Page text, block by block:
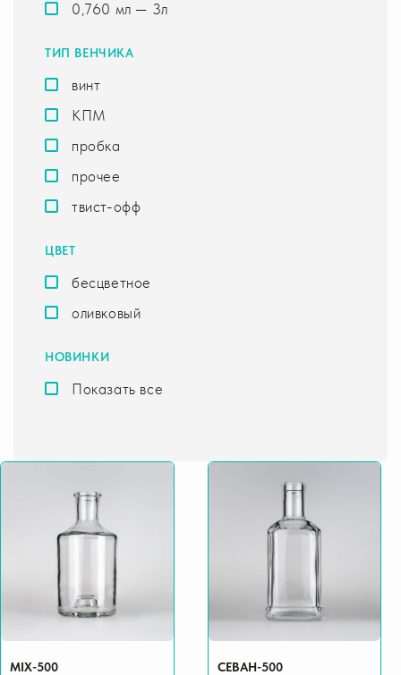
0,760 мл — 3л
ТИП ВЕНЧИКА
винт
КПМ
пробка
прочее
твист-офф
ЦВЕТ
бесцветное
оливковый
НОВИНКИ
Показать все
MIX-500 СЕВАН-500